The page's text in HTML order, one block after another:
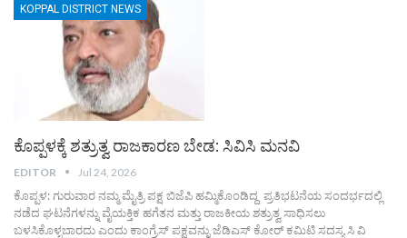
KOPPAL DISTRICT NEWS
ಕೊಪ್ಪಳಕ್ಕೆ ಶತ್ರುತ್ವ ರಾಜಕಾರಣ ಬೇಡ: ಸಿವಿಸಿ ಮನವಿ
EDITOR Jul 24, 2026
ಕೊಪ್ಪಳ: ಗುರುವಾರ ನಮ್ಮ ಮೈತ್ರಿ ಪಕ್ಷ ಬಿಜೆಪಿ ಹಮ್ಮಿಕೊಂಡಿದ್ದ ಪ್ರತಿಭಟನೆಯ ಸಂದರ್ಭದಲ್ಲಿ
ನಡೆದ ಘಟನೆಗಳನ್ನು ವೈಯಕ್ತಿಕ ಹಗೆತನ ಮತ್ತು ರಾಜಕೀಯ ಶತ್ರುತ್ವ ಸಾಧಿಸಲು
ಬಳಸಿಕೊಳ್ಳಬಾರದು ಎಂದು ಕಾಂಗ್ರೆಸ್ ಪಕ್ಷವನ್ನು ಜೆಡಿಎಸ್ ಕೋರ್ ಕಮಿಟಿ ಸದಸ್ಯ ಸಿ ವಿ